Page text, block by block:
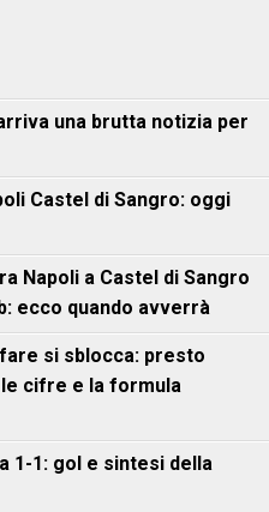
una brutta notizia per
Castel di Sangro: oggi
Napoli a Castel di Sangro
ecco quando avverrà
si sblocca: presto
cifre e la formula
1-1: gol e sintesi della